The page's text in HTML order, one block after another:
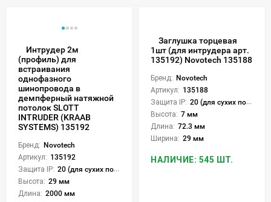
Интрудер 2м
(профиль) для
встраивания
однофазного
шинопровода в
демпферный натяжной
потолок SLOTT
INTRUDER (KRAAB
SYSTEMS) 135192
Бренд: Novotech
Артикул: 135192
Защита IP: 20 (для сухих пом.)
Высота: 29 мм
Длина: 2000 мм
Заглушка торцевая
1шт (для интрудера арт.
135192) Novotech 135188
Бренд: Novotech
Артикул: 135188
Защита IP: 20 (для сухих пом.)
Высота: 7 мм
Длина: 72.3 мм
Ширина: 29 мм
НАЛИЧИЕ: 545 ШТ.